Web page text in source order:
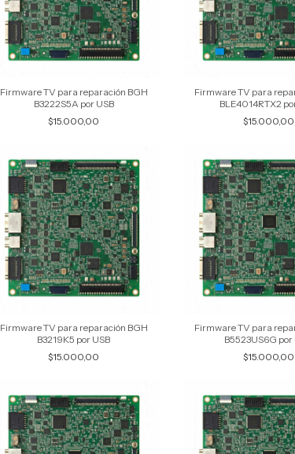
Firmware TV para reparación BGH
B3222S5A por USB
$15.000,00
Firmware TV para
BLE4014RTX2
$15.000,00
Firmware TV para reparación BGH
B3219K5 por USB
$15.000,00
Firmware TV para
B5523US6G por
$15.000,00